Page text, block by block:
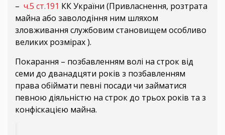
– ч.5 ст.191 КК України (Привласнення, розтрата
майна або заволодіння ним шляхом
зловживання службовим становищем особливо
великих розмірах ).
Покарання – позбавленням волі на строк від
семи до дванадцяти років з позбавленням
права обіймати певні посади чи займатися
певною діяльністю на строк до трьох років та з
конфіскацією майна.